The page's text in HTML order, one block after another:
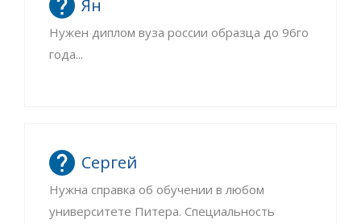
Ян
Нужен диплом вуза россии образца до 96го
года...
Сергей
Нужна справка об обучении в любом
университете Питера. Специальность